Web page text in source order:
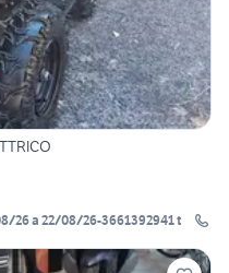
26 a 22/08/26-3661392941 t